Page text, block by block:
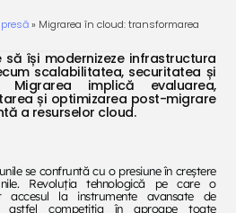
» Migrarea în cloud: transformarea
își modernizeze infrastructura
scalabilitatea, securitatea și
Migrarea implică evaluarea,
și optimizarea post-migrare
a resurselor cloud.
se confruntă cu o presiune în creștere
Revoluția tehnologică pe care o
accesul la instrumente avansate de
astfel competiția în aproape toate